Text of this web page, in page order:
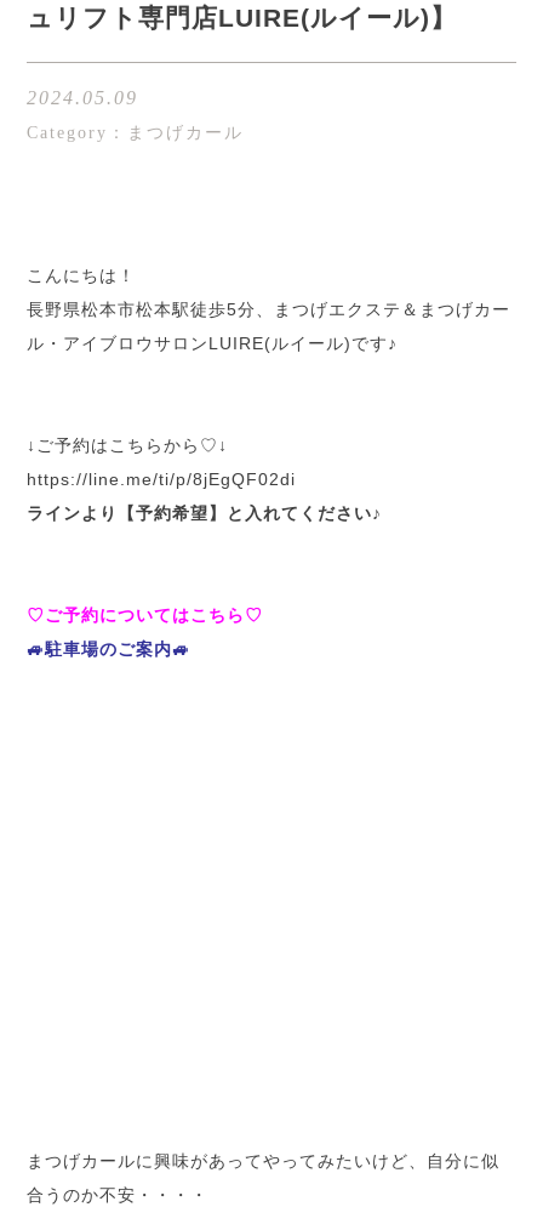
ュリフト専門店LUIRE(ルイール)】
2024.05.09
Category：まつげカール
こんにちは！
長野県松本市松本駅徒歩5分、まつげエクステ＆まつげカー
ル・アイブロウサロンLUIRE(ルイール)です♪
↓ご予約はこちらから♡↓
https://line.me/ti/p/8jEgQF02di
ラインより【予約希望】と入れてください♪
♡ご予約についてはこちら♡
🚙駐車場のご案内🚙
まつげカールに興味があってやってみたいけど、自分に似
合うのか不安・・・・